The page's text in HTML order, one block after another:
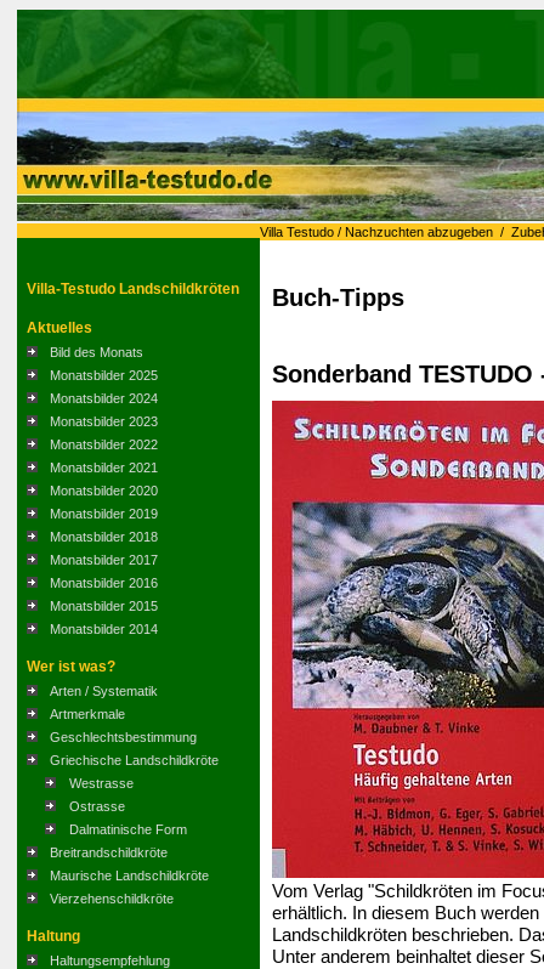
Villa Testudo / Nachzuchten abzugeben /
Villa-Testudo Landschildkröten
Aktuelles
Bild des Monats
Monatsbilder 2025
Monatsbilder 2024
Monatsbilder 2023
Monatsbilder 2022
Monatsbilder 2021
Monatsbilder 2020
Monatsbilder 2019
Monatsbilder 2018
Monatsbilder 2017
Monatsbilder 2016
Monatsbilder 2015
Monatsbilder 2014
Wer ist was?
Arten / Systematik
Artmerkmale
Geschlechtsbestimmung
Griechische Landschildkröte
Westrasse
Ostrasse
Dalmatinische Form
Breitrandschildkröte
Maurische Landschildkröte
Vierzehenschildkröte
Haltung
Haltungsempfehlung
Buch-Tipps
Sonderband
Vom Verlag "Schildkröten im
erhältlich. In diesem Buch
Landschildkröten beschrieben.
Unter anderem beinhaltet dieser